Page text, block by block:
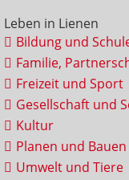
Leben in Lienen
Bildung und
Familie,
Freizeit und Sport
Gesellschaft und
Kultur
Planen und Bauen
Umwelt und Tiere